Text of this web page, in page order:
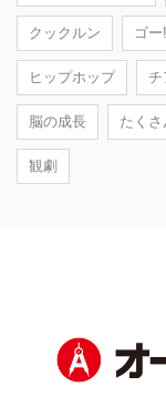
クックルン ゴ
ヒップホップ チ
脳の成長 たく
観劇